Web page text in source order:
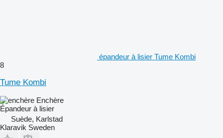
épandeur à lisier Tume Kombi
8
Tume Kombi
Enchère
Épandeur à lisier
Suède, Karlstad
Klaravik Sweden